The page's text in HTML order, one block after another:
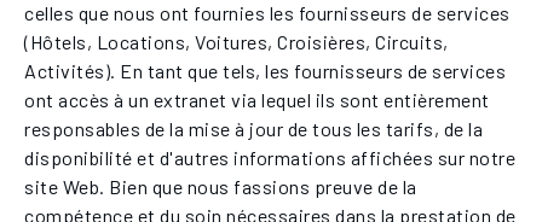
celles que nous ont fournies les fournisseurs de services
(Hôtels, Locations, Voitures, Croisières, Circuits,
Activités). En tant que tels, les fournisseurs de services
ont accès à un extranet via lequel ils sont entièrement
responsables de la mise à jour de tous les tarifs, de la
disponibilité et d'autres informations affichées sur notre
site Web. Bien que nous fassions preuve de la
compétence et du soin nécessaires dans la prestation de